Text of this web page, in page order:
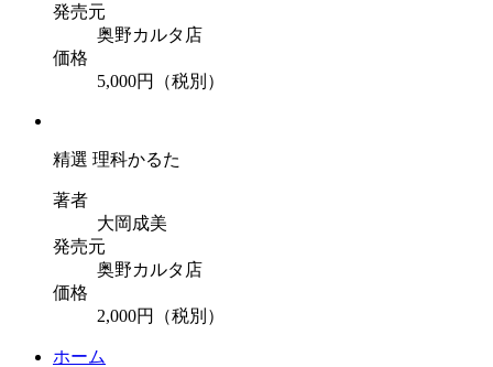
発売元
奥野カルタ店
価格
5,000円（税別）
精選 理科かるた
著者
大岡成美
発売元
奥野カルタ店
価格
2,000円（税別）
ホーム